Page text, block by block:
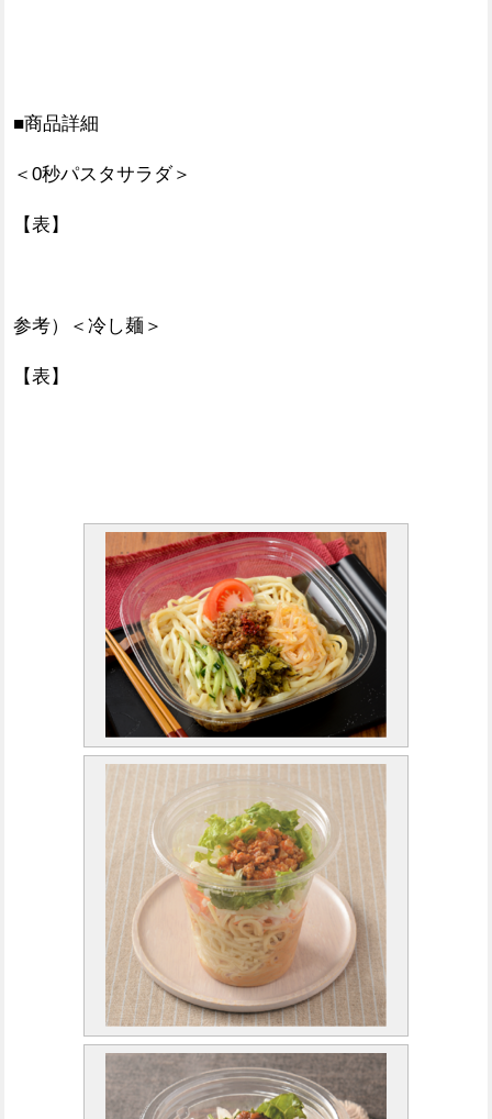
■商品詳細
＜0秒パスタサラダ＞
【表】
参考）＜冷し麺＞
【表】